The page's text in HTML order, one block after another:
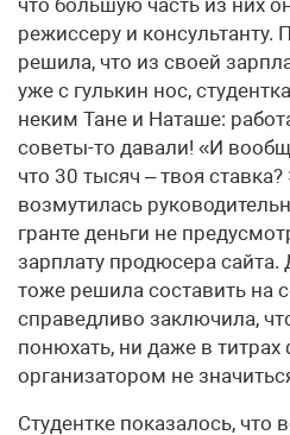
что большую часть из них
режиссеру и
решила, что из своей
уже с гулькин нос,
неким Тане и Наташе:
советы-то давали! «И
что 30 тысяч – твоя
возмутилась
гранте деньги не
зарплату продюсера
тоже решила составить на
справедливо заключила,
понюхать, ни даже в
организатором не
Студентке показалось, что